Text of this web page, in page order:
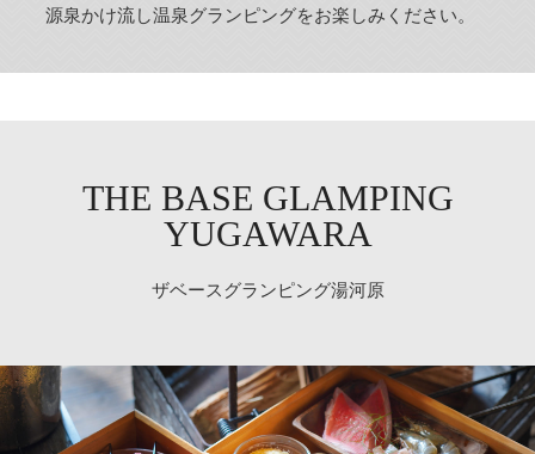
源泉かけ流し温泉グランピングをお楽しみください。
THE BASE GLAMPING
YUGAWARA
ザベースグランピング湯河原